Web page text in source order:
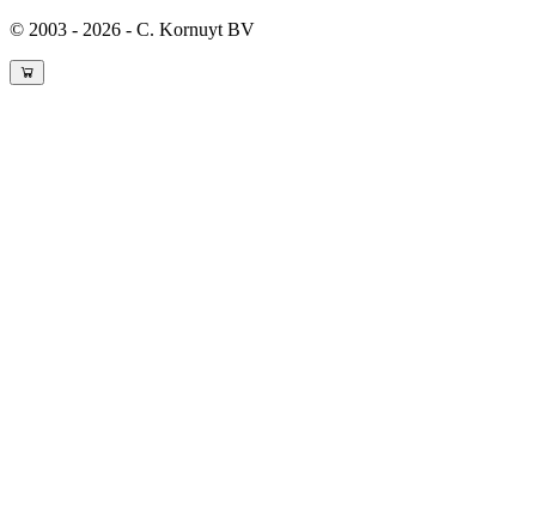
© 2003 - 2026 - C. Kornuyt BV